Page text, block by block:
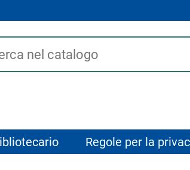
su "Catalogo"
Regole per la